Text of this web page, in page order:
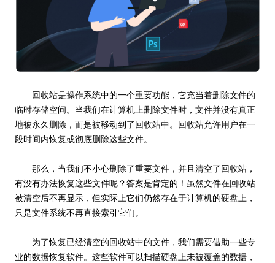
回收站是操作系统中的一个重要功能，它充当着删除文件的
临时存储空间。当我们在计算机上删除文件时，文件并没有真正
地被永久删除，而是被移动到了回收站中。回收站允许用户在一
段时间内恢复或彻底删除这些文件。
那么，当我们不小心删除了重要文件，并且清空了回收站，
有没有办法恢复这些文件呢？答案是肯定的！虽然文件在回收站
被清空后不再显示，但实际上它们仍然存在于计算机的硬盘上，
只是文件系统不再直接索引它们。
为了恢复已经清空的回收站中的文件，我们需要借助一些专
业的数据恢复软件。这些软件可以扫描硬盘上未被覆盖的数据，